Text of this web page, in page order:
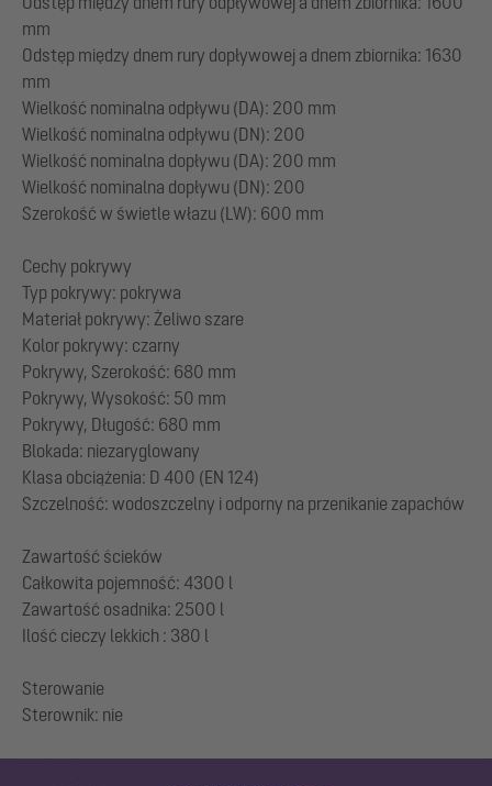
mm
Odstęp między dnem rury dopływowej a dnem zbiornika: 1630
mm
Wielkość nominalna odpływu (DA): 200 mm
Wielkość nominalna odpływu (DN): 200
Wielkość nominalna dopływu (DA): 200 mm
Wielkość nominalna dopływu (DN): 200
Szerokość w świetle włazu (LW): 600 mm
Cechy pokrywy
Typ pokrywy: pokrywa
Materiał pokrywy: Żeliwo szare
Kolor pokrywy: czarny
Pokrywy, Szerokość: 680 mm
Pokrywy, Wysokość: 50 mm
Pokrywy, Długość: 680 mm
Blokada: niezaryglowany
Klasa obciążenia: D 400 (EN 124)
Szczelność: wodoszczelny i odporny na przenikanie zapachów
Zawartość ścieków
Całkowita pojemność: 4300 l
Zawartość osadnika: 2500 l
Ilość cieczy lekkich : 380 l
Sterowanie